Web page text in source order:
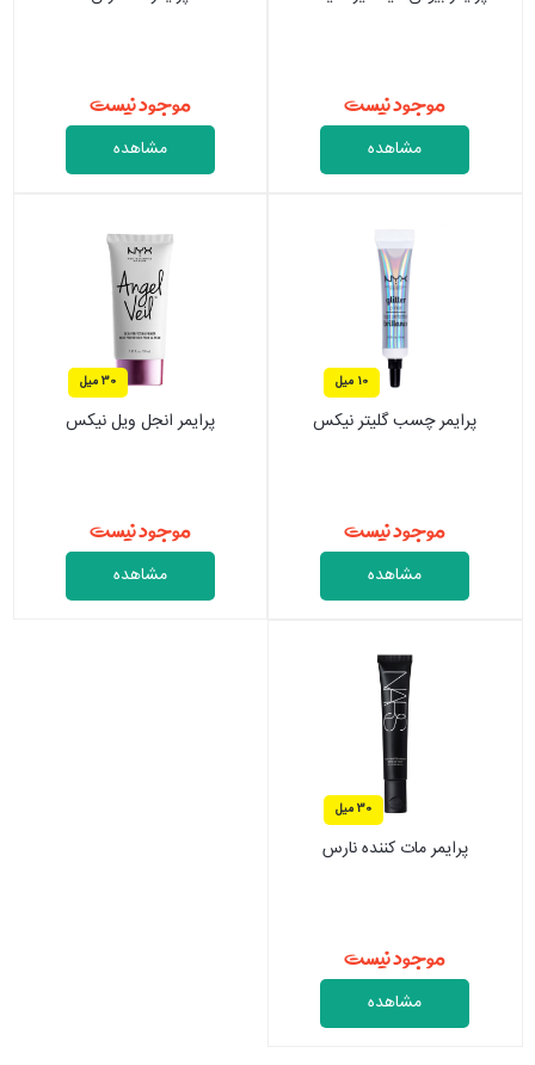
موجود نیست
مشاهده
موجود نیست
مشاهده
10 میل
پرایمر چسب گلیتر نیکس
موجود نیست
مشاهده
30 میل
پرایمر انجل ویل نیکس
موجود نیست
مشاهده
30 میل
پرایمر مات کننده نارس
موجود نیست
مشاهده